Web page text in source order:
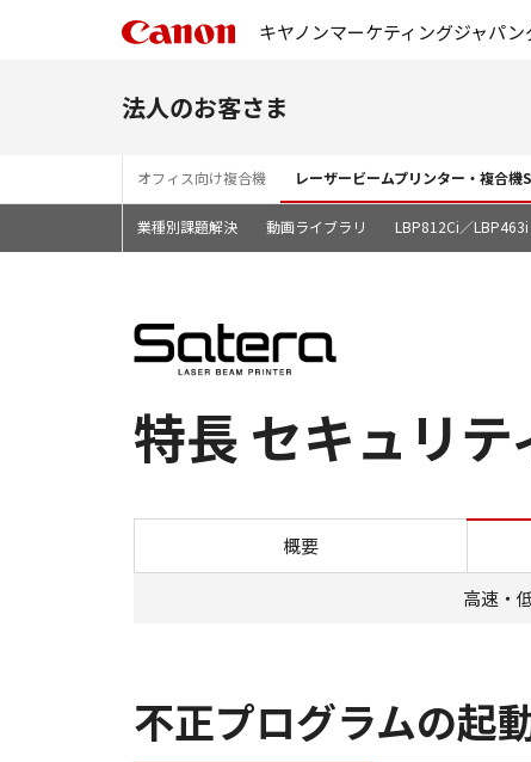
キヤノンマーケティングジャパン
法人のお客さま
オフィス向け複合機 レーザービームプリンター・複合機
業種別課題解決 動画ライブラリ LBP812Ci／
特長 セキュリ
概要
高速・
不正プログラムの起